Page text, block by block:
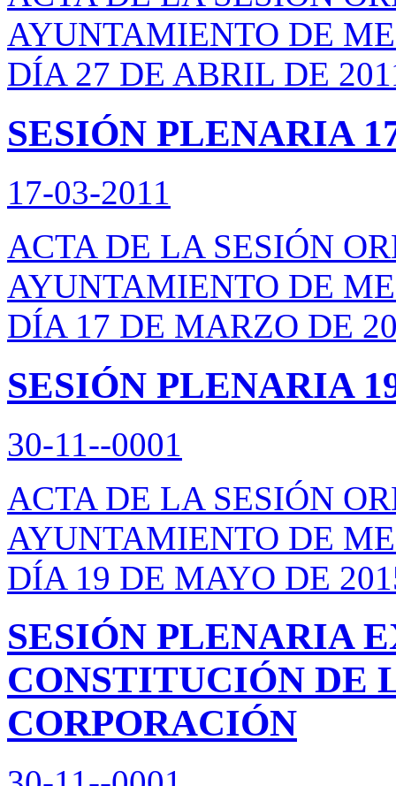
AYUNTAMIENTO DE
DÍA 27 DE ABRIL DE
SESIÓN PLENARIA
17-03-2011
ACTA DE LA SESIÓN
AYUNTAMIENTO DE
DÍA 17 DE MARZO DE
SESIÓN PLENARIA
30-11--0001
ACTA DE LA SESIÓN
AYUNTAMIENTO DE
DÍA 19 DE MAYO DE
SESIÓN PLENARIA
CONSTITUCIÓN DE
CORPORACIÓN